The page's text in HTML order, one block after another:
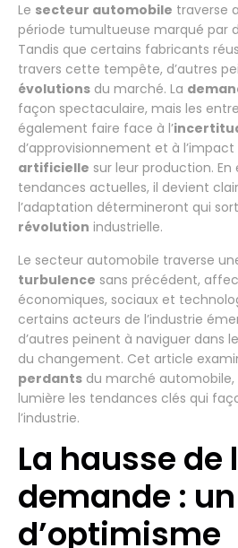
Le secteur automobile traverse
période tumultueuse marqué par
Tandis que certains fabricants
travers cette tempête, d’autres
évolutions du marché. La
façon spectaculaire, mais les
également faire face à l’
d’approvisionnement et à l’impact
artificielle sur leur production.
tendances actuelles, il devient
l’adaptation détermineront qui
révolution industrielle.
Le secteur automobile traverse
turbulence sans précédent,
économiques, sociaux et
certains acteurs de l’industrie
d’autres peinent à naviguer dans
du changement. Cet article
perdants du marché
lumière les tendances clés qui
l’industrie.
La hausse de
demande :
d’optimisme